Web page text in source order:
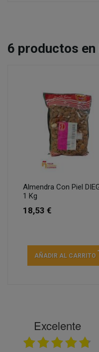
6 productos
Almendra Con Piel
1 Kg
18,53 €
AÑADIR AL CARRITO
Excelente